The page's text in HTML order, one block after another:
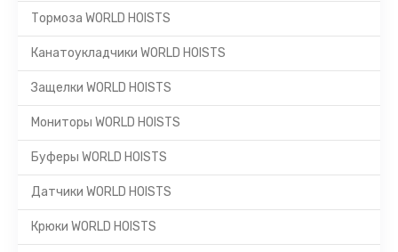
Тормоза WORLD HOISTS
Канатоукладчики WORLD HOISTS
Защелки WORLD HOISTS
Мониторы WORLD HOISTS
Буферы WORLD HOISTS
Датчики WORLD HOISTS
Крюки WORLD HOISTS